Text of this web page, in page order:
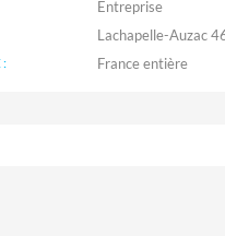
Entreprise
Lachapelle-Auzac
: